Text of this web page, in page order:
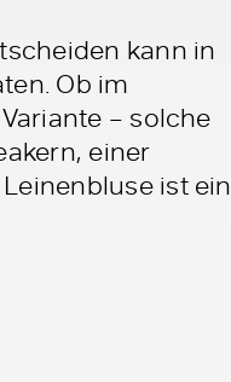
kann in
Ob im
– solche
einer
ist ein